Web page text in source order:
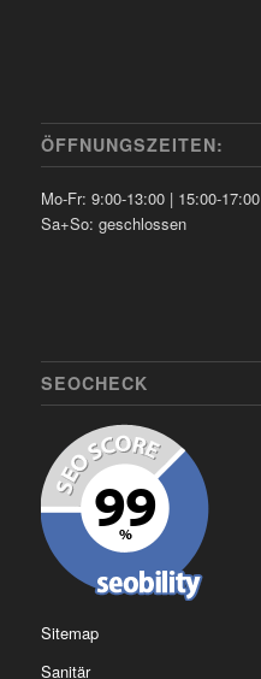
ÖFFNUNGSZEITEN:
Mo-Fr: 9:00-13:00 | 15:00-17:00
Sa+So: geschlossen
SEOCHECK
Sitemap
Sanitär